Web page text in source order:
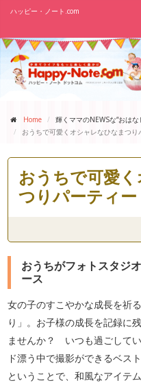
ハッピー・ノート.com
Home
輝くママのNEWSな“おはな
おうちで可愛くオシャレなひなまつり
おうちで可愛
つりパーティー
おうちがフォトスタジ
ース
女の子のすこやかな成長を祈
り」。お子様の成長を記録に
ませんか？ いつも過ごして
ド漂う中で撮影ができるベ
ということで、和風なアイテ